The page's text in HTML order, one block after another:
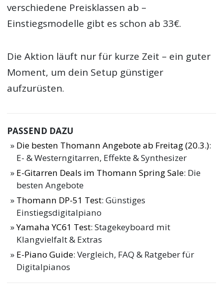
verschiedene Preisklassen ab –
Einstiegsmodelle gibt es schon ab 33€.
Die Aktion läuft nur für kurze Zeit – ein guter
Moment, um dein Setup günstiger
aufzurüsten.
PASSEND DAZU
Die besten Thomann Angebote ab Freitag (20.3.):
E- & Westerngitarren, Effekte & Synthesizer
E-Gitarren Deals im Thomann Spring Sale: Die
besten Angebote
Thomann DP-51 Test: Günstiges
Einstiegsdigitalpiano
Yamaha YC61 Test: Stagekeyboard mit
Klangvielfalt & Extras
E-Piano Guide: Vergleich, FAQ & Ratgeber für
Digitalpianos